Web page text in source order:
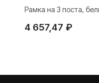
Рамка на 3 поста,
4 657,47 ₽